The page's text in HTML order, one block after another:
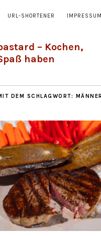
URL-SHORTENER
– Kochen,
haben
DEM SCHLAGWORT: